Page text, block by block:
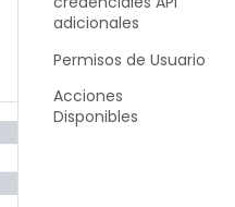
adicionales
Permisos de Usuario
Acciones
Disponibles